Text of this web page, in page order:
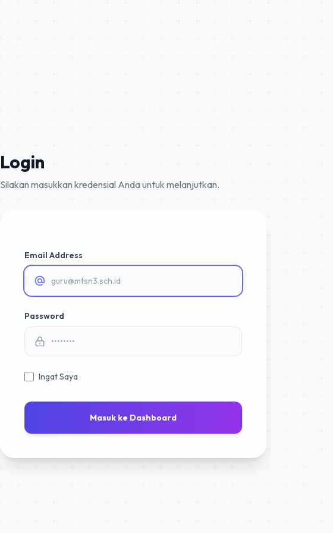
Login
Silakan masukkan kredensial Anda untuk melanjutkan.
Email Address
Password
Ingat Saya
Masuk ke Dashboard